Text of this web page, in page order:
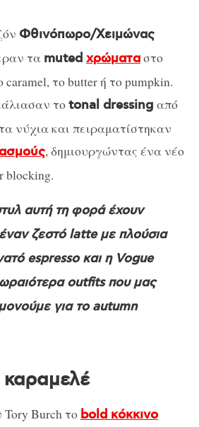
Φθινόπωρο/Χειμώνας
τα muted χρώματαστο
το butter ή το pumpkin.
τοtonal dressing από
νύχια και πειραματίστηκαν
, δημιουργώντας ένα νέο
blocking.
αυτή τη φορά έχουν
ζεστό latte με πλούσια
espresso και η Vogue
outfits που μας
για το autumn
καραμελέ
Tory Burch το bold κόκκινο